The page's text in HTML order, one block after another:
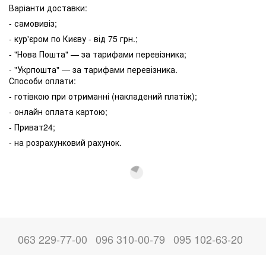
Варіанти доставки:
- самовивіз;
- кур'єром по Києву - від 75 грн.;
- "Нова Пошта" — за тарифами перевізника;
- "Укрпошта" — за тарифами перевізника.
Способи оплати:
- готівкою при отриманні (накладений платіж);
- онлайн оплата картою;
- Приват24;
- на розрахунковий рахунок.
063 229-77-00 096 310-00-79 095 102-63-20